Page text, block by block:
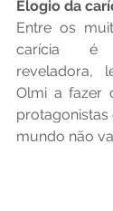
Elogio da
Entre os
carícia é
reveladora,
Olmi a fazer
protagonistas
mundo não